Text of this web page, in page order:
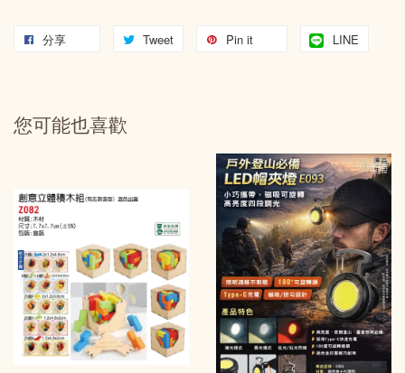
分享 Tweet Pin it LINE
您可能也喜歡